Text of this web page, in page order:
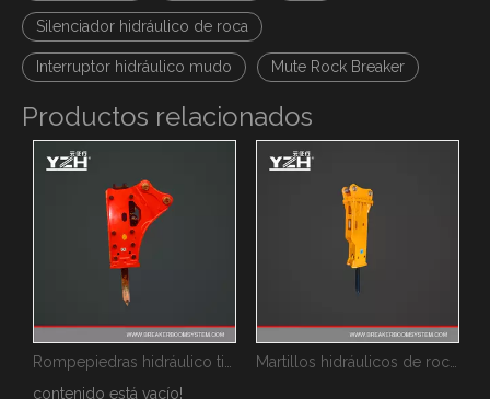
Silenciador hidráulico de roca
Interruptor hidráulico mudo Mute Rock Breaker
Productos relacionados
contenido está vacío!